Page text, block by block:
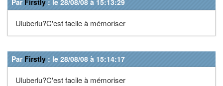
Uluberlu?C'est facile à mémoriser
Par Firstly : le 28/08/08 à 15:14:17
Uluberlu?C'est facile à mémoriser